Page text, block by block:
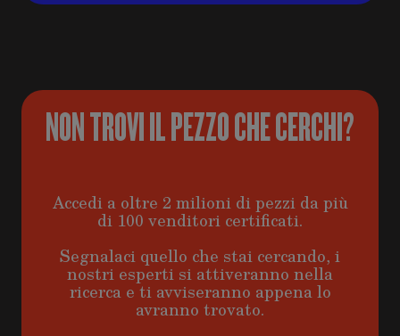
NON TROVI IL PEZZO CHE CERCHI?
Accedi a oltre 2 milioni di pezzi da più
di 100 venditori certificati.
Segnalaci quello che stai cercando, i
nostri esperti si attiveranno nella
ricerca e ti avviseranno appena lo
avranno trovato.